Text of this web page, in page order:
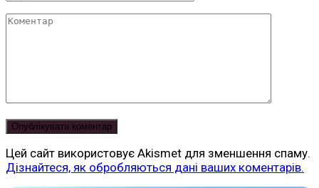
Коментар
Цей сайт використовує Akismet для зменшення спаму.
Дізнайтеся, як обробляються дані ваших коментарів.